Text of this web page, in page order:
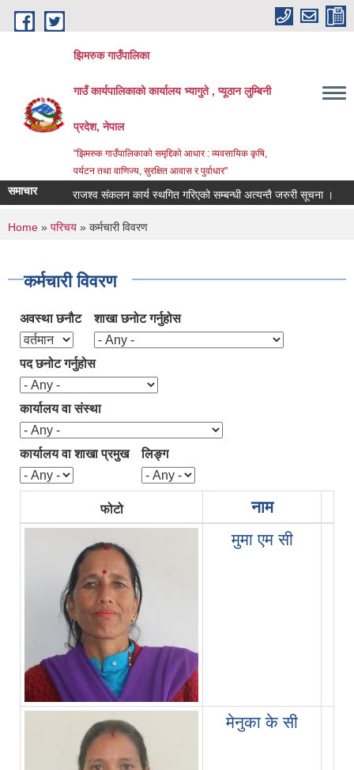
Skip to main content
झिमरुक गाउँपालिका
गाउँ कार्यपालिकाको कार्यालय भ्यागुते , प्यूठान लुम्बिनी
प्रदेश, नेपाल
"झिमरुक गाउँपालिकाको समृद्दिको आधार : व्यवसायिक कृषि,
पर्यटन तथा वाणिज्य, सुरक्षित आवास र पुर्वाधार"
समाचार राजश्व संकलन कार्य स्थगित गरिएको सम्बन्धी अत्यन्तै जरुरी सूचना ।
You are here
Home » परिचय » कर्मचारी विवरण
कर्मचारी विवरण
अवस्था छनौट शाखा छनोट गर्नुहोस
पद छनोट गर्नुहोस
कार्यालय वा संस्था
कार्यालय वा शाखा प्रमुख लिङ्ग
फोटो
नाम
मुमा एम सी
मेनुका के सी